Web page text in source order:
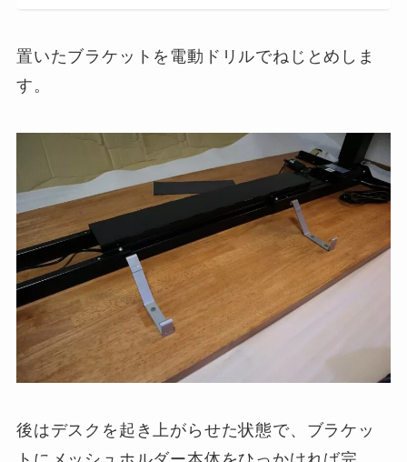
置いたブラケットを電動ドリルでねじとめしま
す。
後はデスクを起き上がらせた状態で、ブラケッ